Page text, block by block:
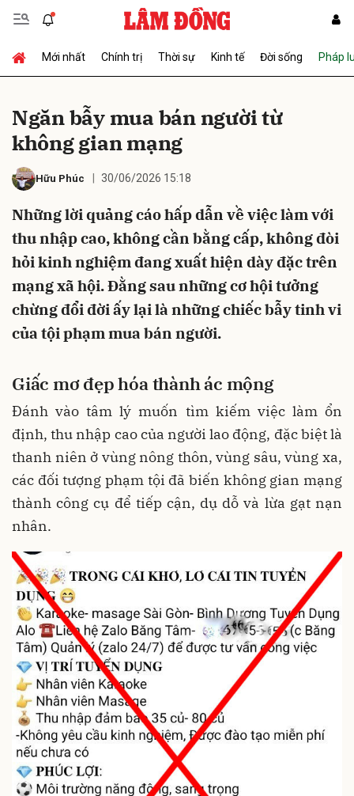
Mới nhất Chính trị Thời sự Kinh tế Đời sống Pháp
Ngăn bẫy mua bán người từ
không gian mạng
Hữu Phúc 30/06/2026 15:18
Những lời quảng cáo hấp dẫn về việc làm với
thu nhập cao, không cần bằng cấp, không đòi
hỏi kinh nghiệm đang xuất hiện dày đặc trên
mạng xã hội. Đằng sau những cơ hội tưởng
chừng đổi đời ấy lại là những chiếc bẫy tinh vi
của tội phạm mua bán người.
Giấc mơ đẹp hóathành ác mộng
Đánh vào tâm lý muốn tìm kiếm việc làm ổn
định, thu nhập cao của người lao động, đặc biệt là
thanh niên ở vùng nông thôn, vùng sâu, vùng xa,
các đối tượng phạm tội đã biến không gian mạng
thành công cụ để tiếp cận, dụ dỗ và lừa gạt nạn
nhân.
Gửi bình luận
Hủy Gửi